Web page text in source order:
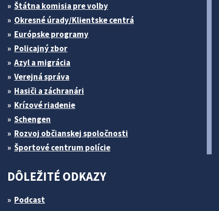
Štátna komisia pre volby
Okresné úrady/Klientske centrá
Európske programy
Policajný zbor
Azyl a migrácia
Verejná správa
Hasiči a záchranári
Krízové riadenie
Schengen
Rozvoj občianskej spoločnosti
Športové centrum polície
DÔLEŽITÉ ODKAZY
Podcast